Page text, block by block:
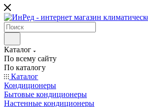
Каталог
По всему сайту
По каталогу
Каталог
Кондиционеры
Бытовые кондиционеры
Настенные кондиционеры